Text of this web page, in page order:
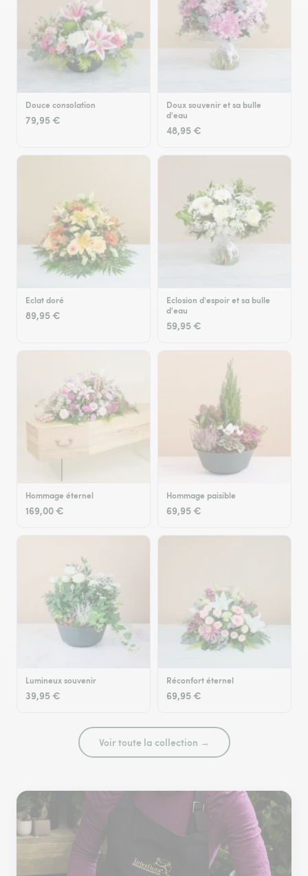
Douce consolation
79,95 €
Doux souvenir et sa bulle
d'eau
48,95 €
Eclat doré
89,95 €
Eclosion d'espoir et sa bulle
d'eau
59,95 €
Hommage éternel
169,00 €
Hommage paisible
69,95 €
Lumineux souvenir
39,95 €
Réconfort éternel
69,95 €
Voir toute la collection →